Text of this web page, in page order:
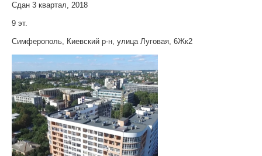
Сдан 3 квартал, 2018
9 эт.
Симферополь, Киевский р-н, улица Луговая, 6Жк2